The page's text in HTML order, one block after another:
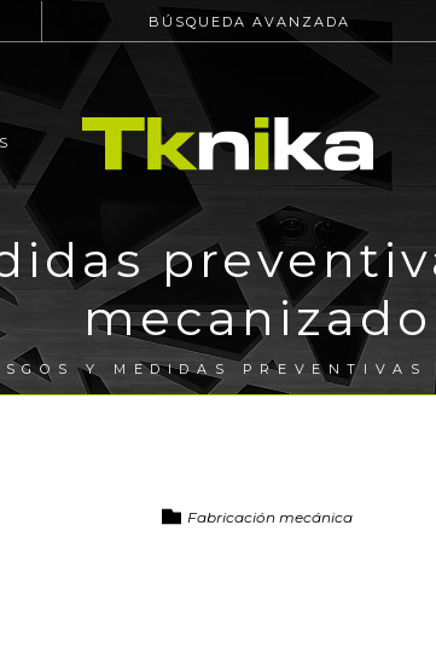
BÚSQUEDA AVANZADA
mecanizado
Y MEDIDAS PREVENTIVAS
Fabricación mecánica